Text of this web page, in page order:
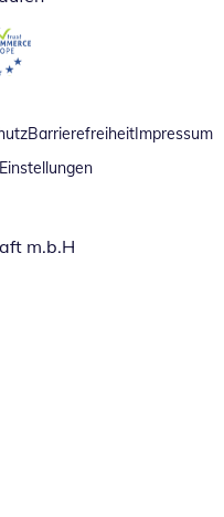
Fenster
in neuem Fenster
BarrierefreiheitImpressum
m.b.H